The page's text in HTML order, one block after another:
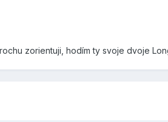
zorientuji, hodím ty svoje dvoje